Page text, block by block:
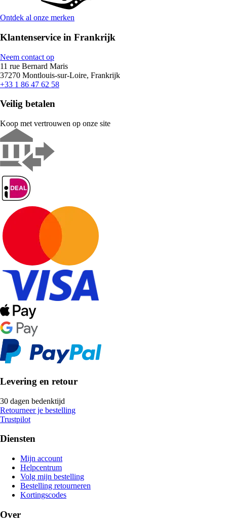
Ontdek al onze merken
Klantenservice in Frankrijk
Neem contact op
11 rue Bernard Maris
37270 Montlouis-sur-Loire, Frankrijk
+33 1 86 47 62 58
Veilig betalen
Koop met vertrouwen op onze site
Levering en retour
30 dagen bedenktijd
Retourneer je bestelling
Trustpilot
Diensten
Mijn account
Helpcentrum
Volg mijn bestelling
Bestelling retourneren
Kortingscodes
Over